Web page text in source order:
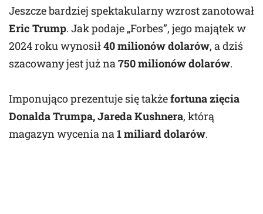
Jeszcze bardziej spektakularny wzrost zanotował
Eric Trump. Jak podaje „Forbes”, jego majątek w
2024 roku wynosił 40 milionów dolarów, a dziś
szacowany jest już na 750 milionów dolarów.
Imponująco prezentuje się takżefortuna zięcia
Donalda Trumpa, Jareda Kushnera, którą
magazyn wycenia na 1 miliard dolarów.